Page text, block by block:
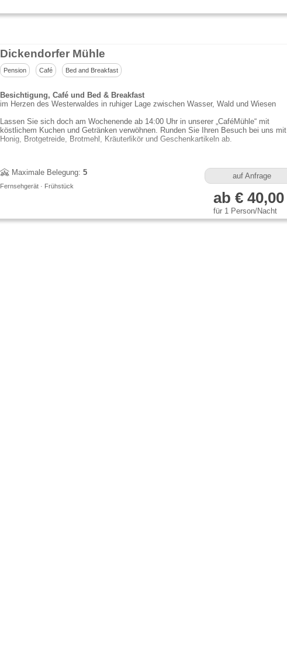
Dickendorfer Mühle
Pension Café Bed and Breakfast
Besichtigung, Café und Bed & Breakfast
im Herzen des Westerwaldes in ruhiger Lage zwischen Wasser, Wald und Wiesen
Lassen Sie sich doch am Wochenende ab 14:00 Uhr in unserer „CaféMühle“ mit
köstlichem Kuchen und Getränken verwöhnen. Runden Sie Ihren Besuch bei uns mit
Honig, Brotgetreide, Brotmehl, Kräuterlikör und Geschenkartikeln ab.
Maximale Belegung: 5
Fernsehgerät · Frühstück
auf Anfrage
ab € 40,00
für 1 Person/Nacht